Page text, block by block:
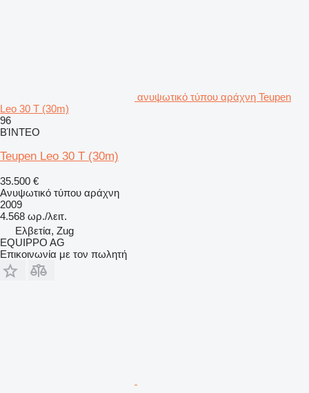
ανυψωτικό τύπου αράχνη Teupen
Leo 30 T (30m)
96
ΒΊΝΤΕΟ
Teupen Leo 30 T (30m)
35.500 €
Ανυψωτικό τύπου αράχνη
2009
4.568 ωρ./λειτ.
Ελβετία, Zug
EQUIPPO AG
Επικοινωνία με τον πωλητή